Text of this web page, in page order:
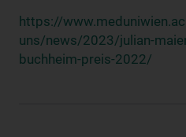
https://
uns/news/2023/julian-
buchheim-preis-2022/